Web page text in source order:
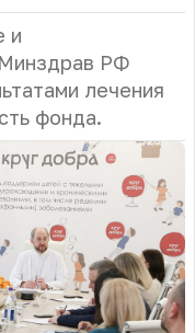
и
РФ
лечения
фонда.